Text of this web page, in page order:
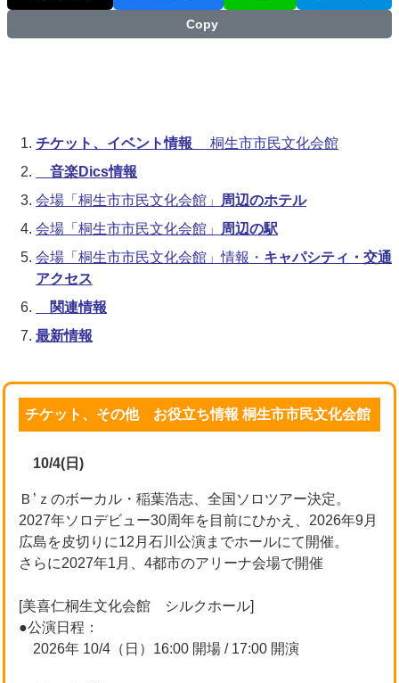
Copy
チケット、イベント情報 桐生市市民文化会館
音楽Dics情報
会場「桐生市市民文化会館」
周辺のホテル
会場「桐生市市民文化会館」
周辺の駅
会場「桐生市市民文化会館」情報・ キャパシティ・交通
アクセス
関連情報
最新情報
チケット、その他 お役立ち情報 桐生市市民文化会館
10/4(日)
Ｂ’ｚのボーカル・稲葉浩志、全国ソロツアー決定。
2027年ソロデビュー30周年を目前にひかえ、2026年9月
広島を皮切りに12月石川公演までホールにて開催。
さらに2027年1月、4都市のアリーナ会場で開催
[美喜仁桐生文化会館 シルクホール]
●公演日程：
2026年 10/4（日）16:00 開場 / 17:00 開演